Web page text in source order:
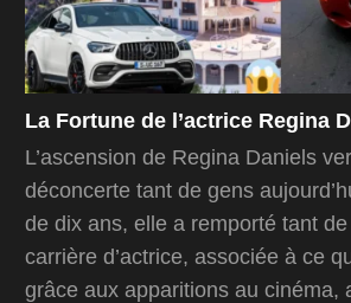
La Fortune de l’actrice Regina
L’ascension de Regina Daniels
déconcerte tant de gens
de dix ans, elle a remporté tant
carrière d’actrice, associée à ce
grâce aux apparitions au cinéma,